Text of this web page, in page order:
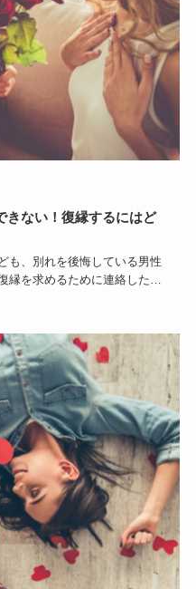
きない！復縁するにはど
も、別れを後悔している男性
縁を求めるために連絡したい